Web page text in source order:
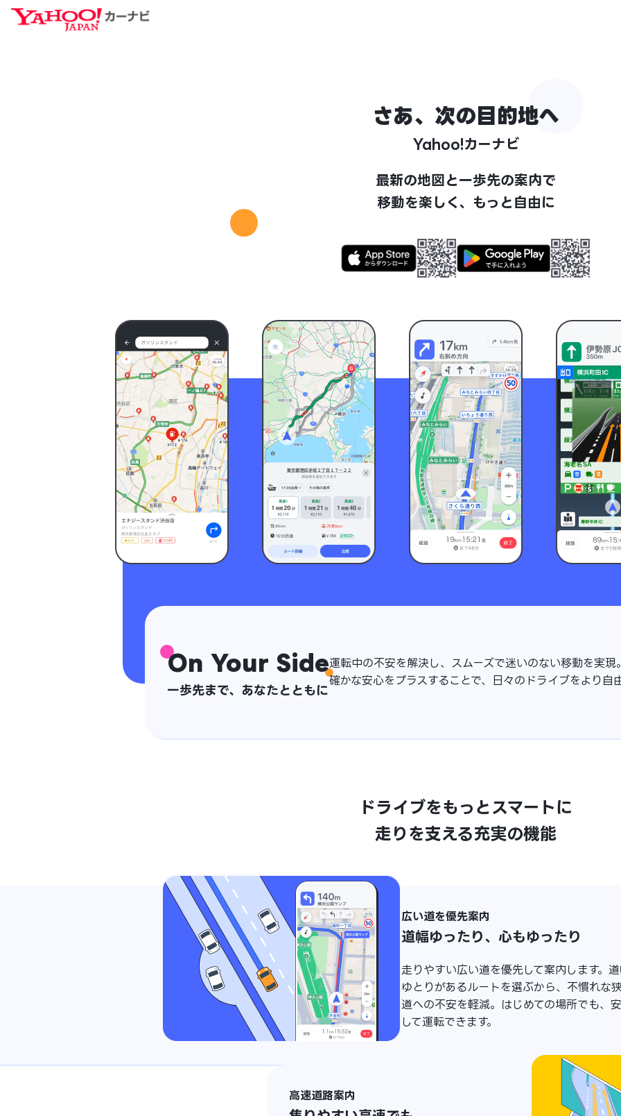
さあ、次の目的地へ
Yahoo!カーナビ
最新の地図と一歩先の案内で
移動を楽しく、もっと自由に
On Your Side
一歩先まで、あなたとともに
運転中の不安を解決し、スムーズで迷いのない移動を実現。
確かな安心をプラスすることで、日々のドライブをより自
ドライブをもっとスマートに
走りを支える充実の機能
広い道を優先案内
道幅ゆったり、心もゆったり
走りやすい広い道を優先して案内します。
ゆとりがあるルートを選ぶから、不慣れな
道への不安を軽減。はじめての場所でも、
して運転できます。
高速道路案内